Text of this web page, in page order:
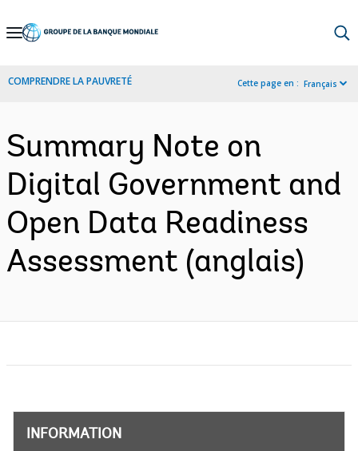
Skip
Navigation
COMPRENDRE LA PAUVRETÉ Cette page en : Français
Summary Note on
Digital Government and
Open Data Readiness
Assessment (anglais)
INFORMATION